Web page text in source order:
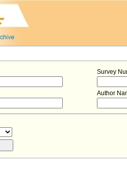
Survey
Author